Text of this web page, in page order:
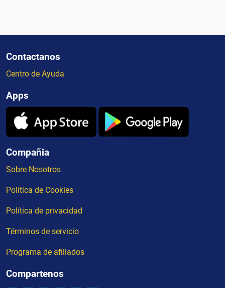
Contactanos
Centro de Ayuda
Apps
Compañia
Sobre Nosotros
Política de Cookies
Política de privacidad
Términos de servicio
Programa de afiliados
Compartenos